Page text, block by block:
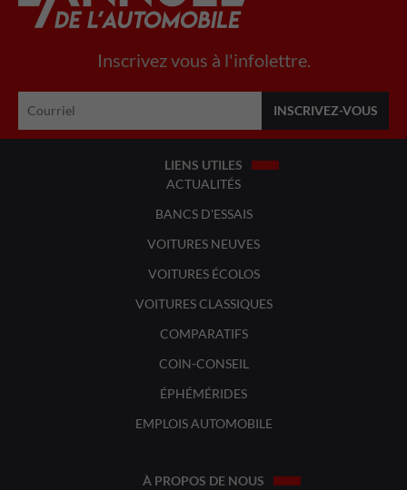
Inscrivez vous à l'infolettre.
LIENS UTILES
ACTUALITÉS
BANCS D'ESSAIS
VOITURES NEUVES
VOITURES ÉCOLOS
VOITURES CLASSIQUES
COMPARATIFS
COIN-CONSEIL
ÉPHÉMÉRIDES
EMPLOIS AUTOMOBILE
À PROPOS DE NOUS